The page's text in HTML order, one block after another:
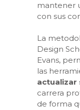
mantener
con sus
La
Design
Evans,
las
actualizar
carrera
de forma